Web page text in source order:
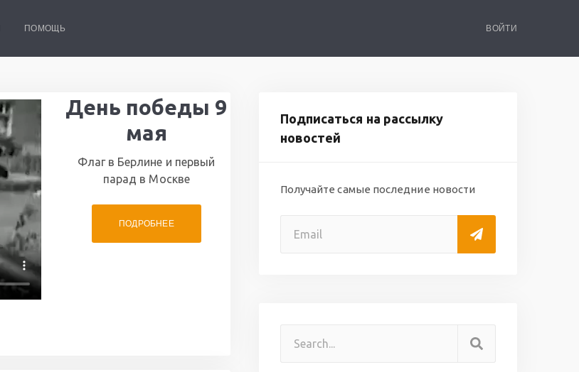
ПОМОЩЬ ВОЙТИ
День победы 9
мая
Флаг в Берлине и первый
парад в Москве
ПОДРОБНЕЕ
Подписаться на рассылку
новостей
Получайте самые последние новости